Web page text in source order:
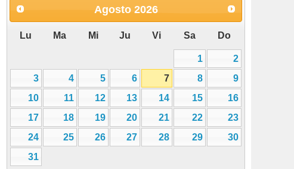
Agosto 2026
Lu Ma Mi Ju Vi Sa Do
1
2
3
4 5 6 7 8
9
10
11 12 13 14 15
16
17
18 19 20 21 22
23
24
25 26 27 28 29
30
31